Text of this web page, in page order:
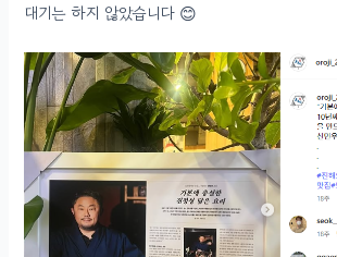
대기는 하지 않았습니다 😊